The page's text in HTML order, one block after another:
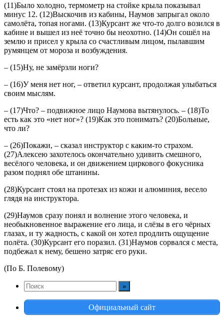
(11)Было холодно, термометр на стойке крыла показывал
минус 12. (12)Выскочив из кабины, Наумов запрыгал около
самолёта, топая ногами. (13)Курсант же что-то долго возился в
кабине и вышел из неё точно бы неохотно. (14)Он сошёл на
землю и присел у крыла со счастливым лицом, пылавшим
румянцем от мороза и возбуждения.
– (15)Ну, не замёрзли ноги?
– (16)У меня нет ног, – ответил курсант, продолжая улыбаться
своим мыслям.
– (17)Что? – подвижное лицо Наумова вытянулось. – (18)То
есть как это «нет ног»? (19)Как это понимать? (20)Больные,
что ли?
– (26)Покажи, – сказал инструктор с каким-то страхом.
(27)Алексею захотелось окончательно удивить смешного,
весёлого человека, и он движением циркового фокусника
разом поднял обе штанины.
(28)Курсант стоял на протезах из кожи и алюминия, весело
глядя на инструктора.
(29)Наумов сразу понял и волнение этого человека, и
необыкновенное выражение его лица, и слёзы в его чёрных
глазах, и ту жадность, с какой он хотел продлить ощущение
полёта. (30)Курсант его поразил. (31)Наумов сорвался с места,
подбежал к нему, бешено затряс его руки.
(По Б. Полевому)
Официальный сайт